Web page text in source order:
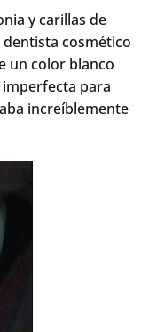
y carillas de
cosmético
un color blanco
para
increíblemente